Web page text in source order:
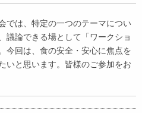
では、特定の一つのテーマについ
議論できる場として「ワークショ
今回は、食の安全・安心に焦点を
いと思います。皆様のご参加をお